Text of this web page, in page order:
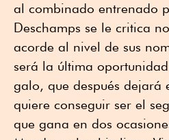
al combinado entrenado
Deschamps se le critica
acorde al nivel de sus
será la última
galo, que después dejará
quiere conseguir ser el
que gana en dos